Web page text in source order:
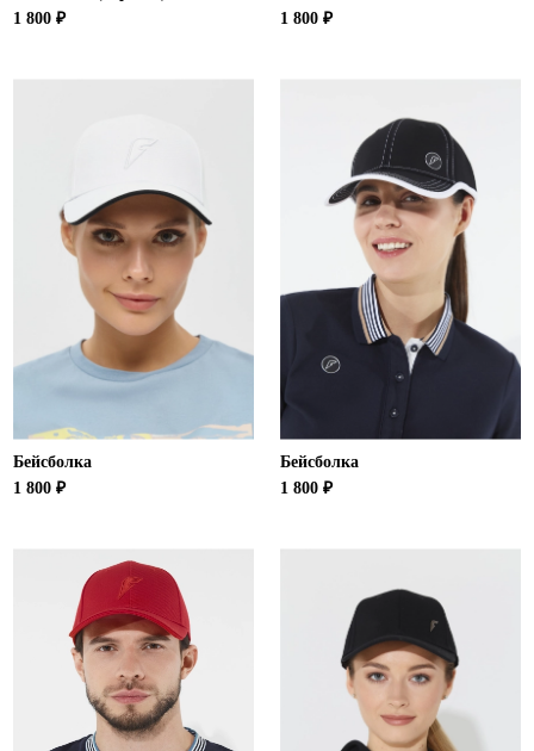
1 800 ₽
1 800 ₽
Бейсболка
1 800 ₽
Бейсболка
1 800 ₽